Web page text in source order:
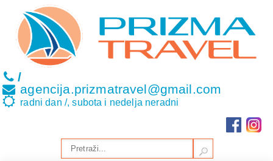
/
agencija.prizmatravel@gmail.com
radni dan /, subota i nedelja neradni